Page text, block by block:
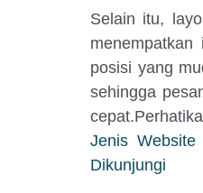
Selain itu,
posisi yang
sehingga
Jenis
Dikunjungi